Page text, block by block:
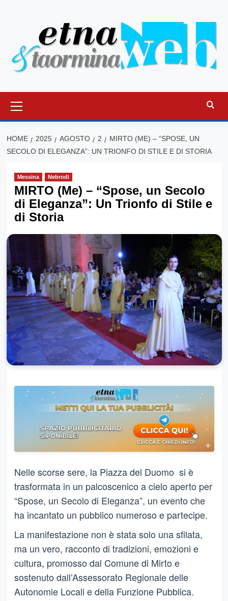
principale
HOME 2025 AGOSTO 2
MIRTO (ME) – “SPOSE, UN
SECOLO DI ELEGANZA”: UN TRIONFO DI STILE E DI STORIA
Messina Nebrodi
MIRTO (Me) – “Spose, un Secolo
di Eleganza”: Un Trionfo di Stile e
di Storia
Nelle scorse sere, la Piazza del Duomo si è
trasformata in un palcoscenico a cielo aperto per
“Spose, un Secolo di Eleganza”, un evento che
ha incantato un pubblico numeroso e partecipe.
La manifestazione non è stata solo una sfilata,
ma un vero, racconto di tradizioni, emozioni e
cultura, promosso dal Comune di Mirto e
sostenuto dall’Assessorato Regionale delle
Autonomie Locali e della Funzione Pubblica.